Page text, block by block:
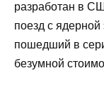
разработан в
поезд с ядерной
пошедший в
безумной